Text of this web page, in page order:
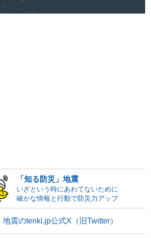
「知る防災」地震
いざという時にあわてないために
確かな情報と行動で防災力アップ
地震のtenki.jp公式X（旧Twitter）